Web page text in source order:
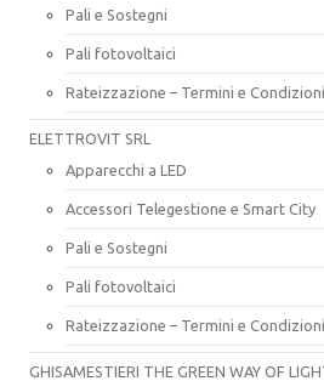
Pali e Sostegni
Pali fotovoltaici
Rateizzazione – Termini e Condizioni
ELETTROVIT SRL
Apparecchi a LED
Accessori Telegestione e Smart City
Pali e Sostegni
Pali fotovoltaici
Rateizzazione – Termini e Condizioni
GHISAMESTIERI THE GREEN WAY OF